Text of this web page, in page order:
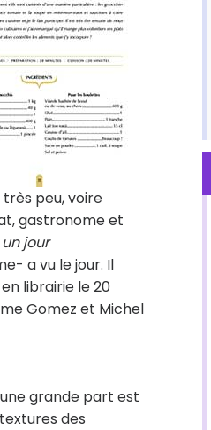
peu, voire
gastronome et
jour
a vu le jour. Il
librairie le 20
Gomez et Michel
grande part est
des